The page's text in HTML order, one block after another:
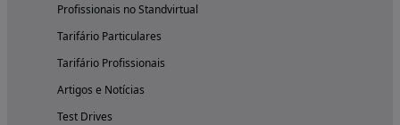
Profissionais no Standvirtual
Tarifário Particulares
Tarifário Profissionais
Artigos e Notícias
Test Drives